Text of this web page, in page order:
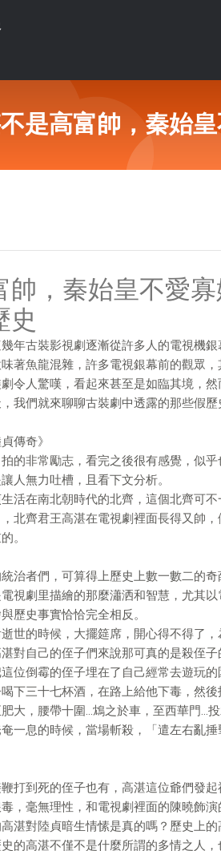
是高富帥，秦始
帥，秦始皇不愛
史
年古裝影視劇逐漸從許多人的電視機
著魚龍混雜，許多電視銀幕前的觀眾
令人驚嘆，看起來甚至是如臨其境，
我們就來聊聊古裝劇中透露的那些假歷
傳奇》
的非常勵志，看完之後很有感覺，似
人無力吐槽，且看下文分析。
活在南北朝時代的北齊，這個北齊可
北齊君王高湛在電視劇裡面長得又帥
。
治者們，可算得上歷史上數一數二的
視劇里描繪的那麼瀟洒和智慧，尤其
歷史事實恰恰完全相反。
世的時候，大擺筵席，開心得不得了
湛對自己的侄子們來說那可真的是殺侄
位倒霉的侄子埋在了自己經常去遊玩
下三十七杯酒，在路上給他下毒，然後
肥大，腰帶十圍…鴆之於車，至西華門…
一息的時候，當場斬殺，「遣左右亂
打到死的侄子也有，高湛這位爺們發
，毫無理性，和電視劇裡面的陳曉飾演
湛對陸貞暗生情愫是真的嗎？歷史上
的高湛不僅不是什麼所謂的多情之人